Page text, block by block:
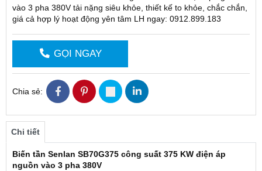
vào 3 pha 380V tải nặng siêu khỏe, thiết kế to khỏe, chắc chắn,
giá cả hợp lý hoạt động yên tâm LH ngay: 0912.899.183
GỌI NGAY
Chia sẻ:
Chi tiết
Biến tần Senlan SB70G375 công suất 375 KW điện áp
nguồn vào 3 pha 380V